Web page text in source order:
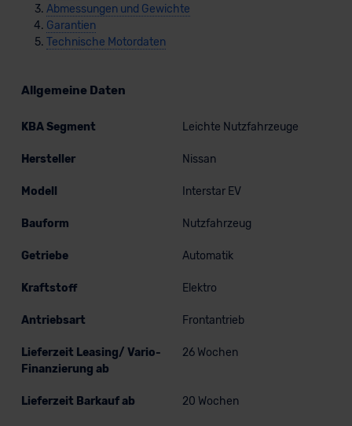
Abmessungen und Gewichte
Garantien
Technische Motordaten
Allgemeine Daten
KBA Segment Leichte Nutzfahrzeuge
Hersteller Nissan
Modell Interstar EV
Bauform Nutzfahrzeug
Getriebe Automatik
Kraftstoff Elektro
Antriebsart Frontantrieb
Lieferzeit Leasing/ Vario-
Finanzierung ab
26 Wochen
Lieferzeit Barkauf ab 20 Wochen